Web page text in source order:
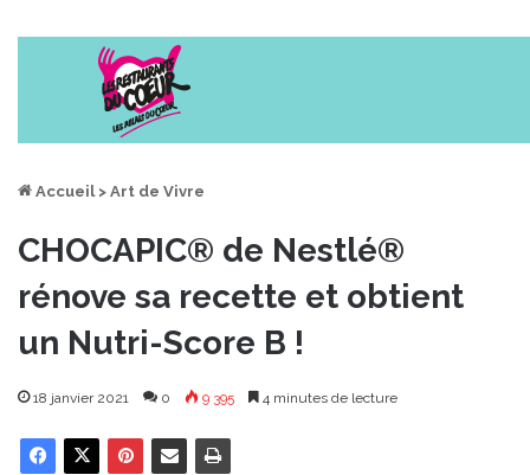
Accueil > Art de Vivre
CHOCAPIC® de Nestlé®
rénove sa recette et obtient
un Nutri-Score B !
18 janvier 2021 0 9 395 4 minutes de lecture